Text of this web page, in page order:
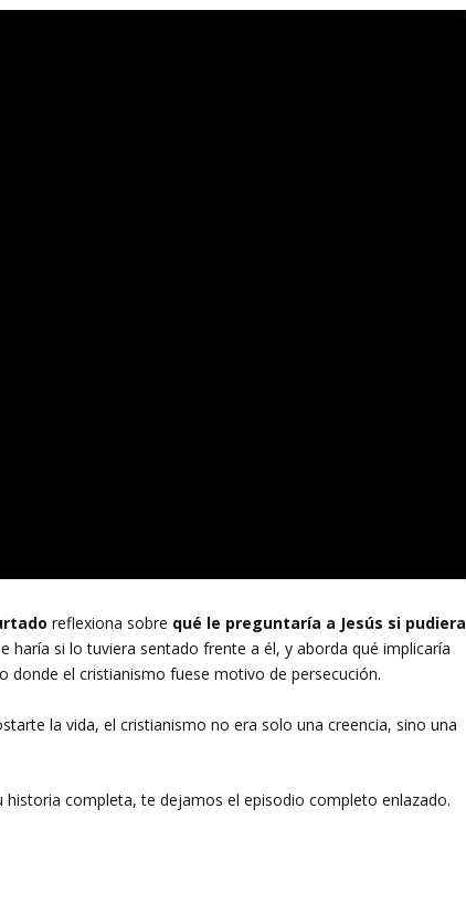
reflexiona sobre qué le preguntaría a Jesús si pudiera
haría si lo tuviera sentado frente a él, y aborda qué implicaría
el cristianismo fuese motivo de persecución.
la vida, el cristianismo no era solo una creencia, sino una
completa, te dejamos el episodio completo enlazado.